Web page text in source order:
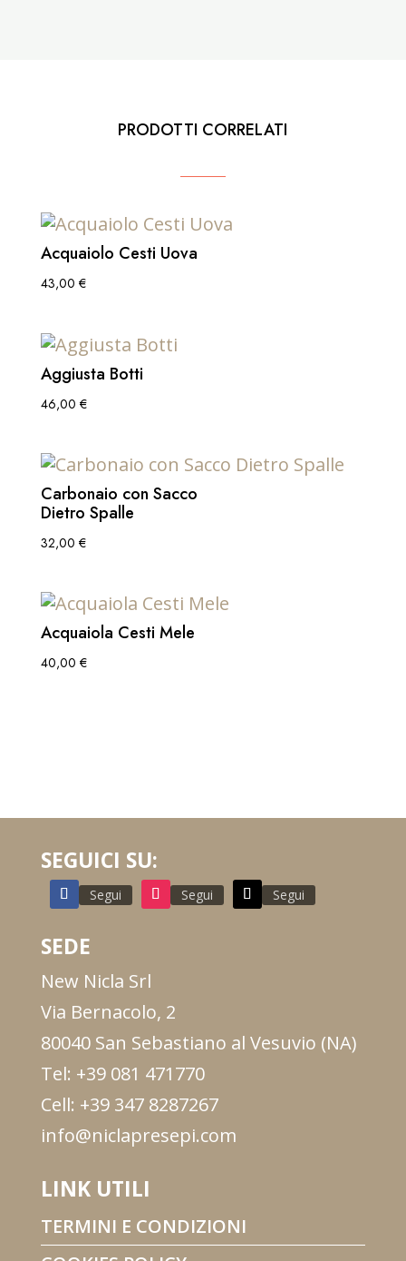
PRODOTTI CORRELATI
Acquaiolo Cesti Uova
43,00 €
Aggiusta Botti
46,00 €
Carbonaio con Sacco
Dietro Spalle
32,00 €
Acquaiola Cesti Mele
40,00 €
SEGUICI SU:
Segui Segui Segui
SEDE
New Nicla Srl
Via Bernacolo, 2
80040 San Sebastiano al Vesuvio (NA)
Tel: +39 081 471770
Cell: +39 347 8287267
info@niclapresepi.com
LINK UTILI
TERMINI E CONDIZIONI